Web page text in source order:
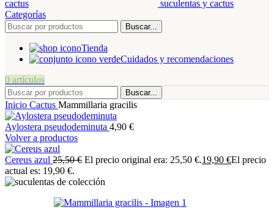
Categorías
Buscar...
Tienda
Cuidados y recomendaciones
0 artículos
Buscar...
Inicio Cactus Mammillaria gracilis
Aylostera pseudodeminuta 4,90 €
Volver a productos
Cereus azul 25,50€ El precio original era: 25,50 €.19,90 €El precio
actual es: 19,90 €.